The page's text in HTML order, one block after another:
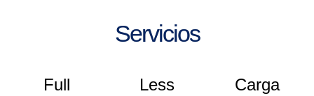
Servicios
Full
Less
Carga